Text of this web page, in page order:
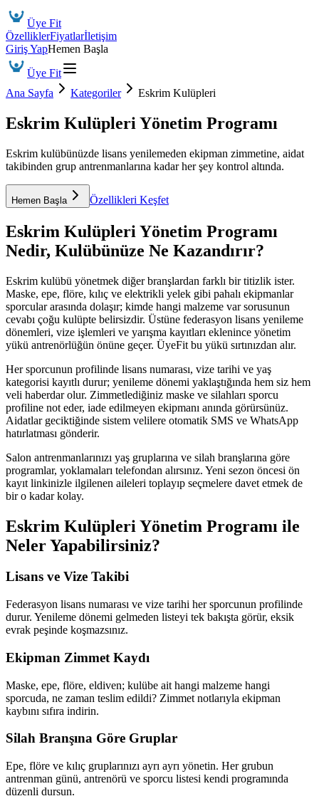
Üye Fit
ÖzelliklerFiyatlarİletişim
Giriş YapHemen Başla
Üye Fit
Ana Sayfa
Kategoriler Eskrim Kulüpleri
Eskrim Kulüpleri Yönetim Programı
Eskrim kulübünüzde lisans yenilemeden ekipman zimmetine, aidat
takibinden grup antrenmanlarına kadar her şey kontrol altında.
Hemen Başla Özellikleri Keşfet
Eskrim Kulüpleri Yönetim Programı
Nedir, Kulübünüze Ne Kazandırır?
Eskrim kulübü yönetmek diğer branşlardan farklı bir titizlik ister.
Maske, epe, flöre, kılıç ve elektrikli yelek gibi pahalı ekipmanlar
sporcular arasında dolaşır; kimde hangi malzeme var sorusunun
cevabı çoğu kulüpte belirsizdir. Üstüne federasyon lisans yenileme
dönemleri, vize işlemleri ve yarışma kayıtları eklenince yönetim
yükü antrenörlüğün önüne geçer. ÜyeFit bu yükü sırtınızdan alır.
Her sporcunun profilinde lisans numarası, vize tarihi ve yaş
kategorisi kayıtlı durur; yenileme dönemi yaklaştığında hem siz hem
veli haberdar olur. Zimmetlediğiniz maske ve silahları sporcu
profiline not eder, iade edilmeyen ekipmanı anında görürsünüz.
Aidatlar geciktiğinde sistem velilere otomatik SMS ve WhatsApp
hatırlatması gönderir.
Salon antrenmanlarınızı yaş gruplarına ve silah branşlarına göre
programlar, yoklamaları telefondan alırsınız. Yeni sezon öncesi ön
kayıt linkinizle ilgilenen aileleri toplayıp seçmelere davet etmek de
bir o kadar kolay.
Eskrim Kulüpleri Yönetim Programı ile
Neler Yapabilirsiniz?
Lisans ve Vize Takibi
Federasyon lisans numarası ve vize tarihi her sporcunun profilinde
durur. Yenileme dönemi gelmeden listeyi tek bakışta görür, eksik
evrak peşinde koşmazsınız.
Ekipman Zimmet Kaydı
Maske, epe, flöre, eldiven; kulübe ait hangi malzeme hangi
sporcuda, ne zaman teslim edildi? Zimmet notlarıyla ekipman
kaybını sıfıra indirin.
Silah Branşına Göre Gruplar
Epe, flöre ve kılıç gruplarınızı ayrı ayrı yönetin. Her grubun
antrenman günü, antrenörü ve sporcu listesi kendi programında
düzenli dursun.